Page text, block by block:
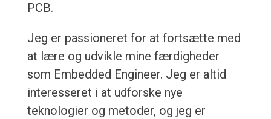
PCB.
Jeg er passioneret for at fortsætte med
at lære og udvikle mine færdigheder
som Embedded Engineer. Jeg er altid
interesseret i at udforske nye
teknologier og metoder, og jeg er